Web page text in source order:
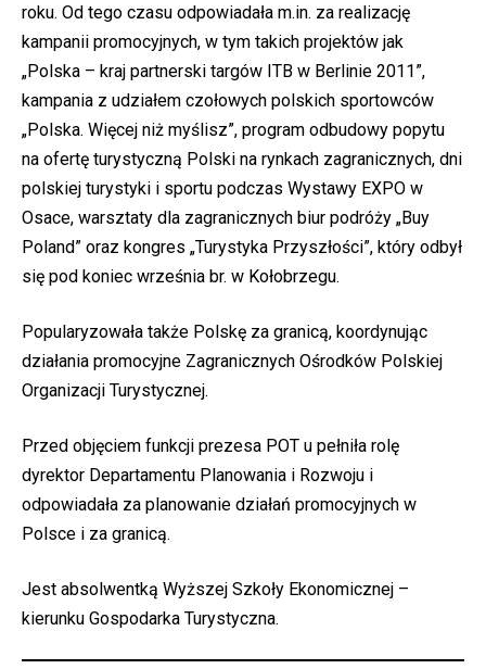
roku. Od tego czasu odpowiadała m.in. za realizację
kampanii promocyjnych, w tym takich projektów jak
„Polska – kraj partnerski targów ITB w Berlinie 2011”,
kampania z udziałem czołowych polskich sportowców
„Polska. Więcej niż myślisz”, program odbudowy popytu
na ofertę turystyczną Polski na rynkach zagranicznych, dni
polskiej turystyki i sportu podczas Wystawy EXPO w
Osace, warsztaty dla zagranicznych biur podróży „Buy
Poland” oraz kongres „Turystyka Przyszłości”, który odbył
się pod koniec września br. w Kołobrzegu.
Popularyzowała także Polskę za granicą, koordynując
działania promocyjne Zagranicznych Ośrodków Polskiej
Organizacji Turystycznej.
Przed objęciem funkcji prezesa POT u pełniła rolę
dyrektor Departamentu Planowania i Rozwoju i
odpowiadała za planowanie działań promocyjnych w
Polsce i za granicą.
Jest absolwentką Wyższej Szkoły Ekonomicznej –
kierunku Gospodarka Turystyczna.